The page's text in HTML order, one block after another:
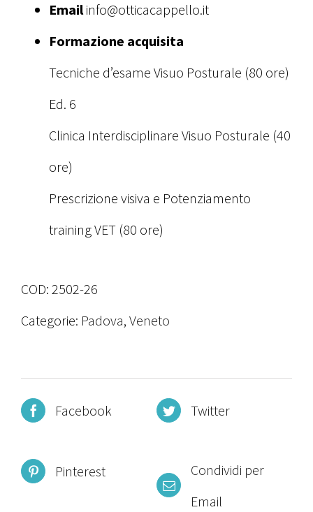
Emailinfo@otticacappello.it
Formazione acquisita
Tecniche d’esame Visuo Posturale (80 ore)
Ed. 6
Clinica Interdisciplinare Visuo Posturale (40
ore)
Prescrizione visiva e Potenziamento
training VET (80 ore)
COD: 2502-26
Categorie: Padova, Veneto
Facebook Twitter
Pinterest
Condividi per
Email